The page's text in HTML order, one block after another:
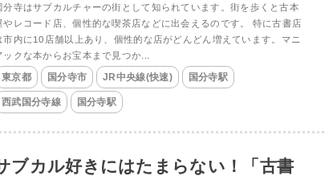
分寺はサブカルチャーの街として知られています。街を歩くと古本
やレコード店、個性的な喫茶店などに出会えるのです。 特に古書店
市内に10店舗以上あり、個性的な店がどんどん増えています。マニ
ックな本からお宝本まで見つか...
東京都 国分寺市 JR中央線(快速) 国分寺駅
西武国分寺線 国分寺駅
ブカル好きにはたまらない！「古書